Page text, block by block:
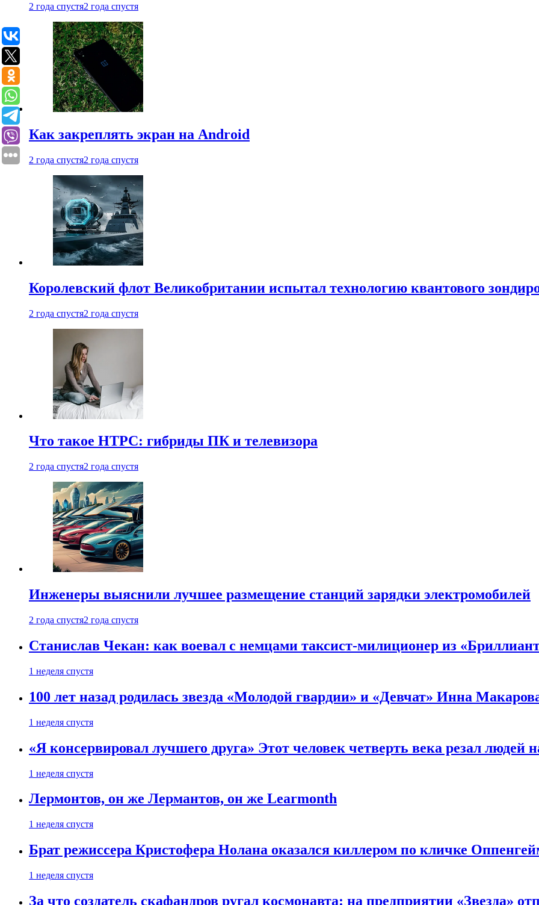
2 года спустя2 года спустя
Как закреплять экран на Android
2 года спустя2 года спустя
Королевский флот Великобритании испытал технологию квантового
2 года спустя2 года спустя
Что такое HTPC: гибриды ПК и телевизора
2 года спустя2 года спустя
Инженеры выяснили лучшее размещение станций зарядки электромобилей
2 года спустя2 года спустя
Станислав Чекан: как воевал с немцами таксист-милиционер из
1 неделя спустя
100 лет назад родилась звезда «Молодой гвардии» и «Девчат» Инна
1 неделя спустя
«Я консервировал лучшего друга» Этот человек четверть века резал людей
1 неделя спустя
Лермонтов, он же Лермантов, он же Learmonth
1 неделя спустя
Брат режиссера Кристофера Нолана оказался киллером по кличке
1 неделя спустя
За что создатель скафандров ругал космонавта: на предприятии «Звезда»